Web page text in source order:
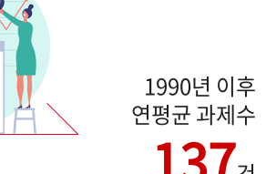
1990년 이후
연평균 과제수